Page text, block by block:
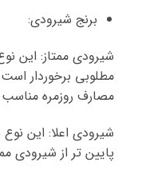
برنج شیرودی:
شیرودی ممتاز: این
مطلوبی برخوردار
مصارف روزمره
شیرودی اعلا: این
پایین تر از شیرودی